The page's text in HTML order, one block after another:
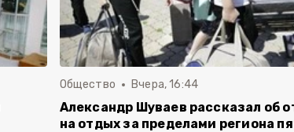
Общество Вчера, 16:44
Александр Шуваев рассказал об
на отдых за пределами региона